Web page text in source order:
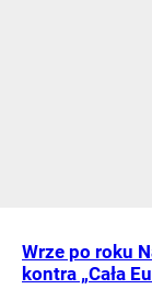
Wrze po roku
kontra „Cała